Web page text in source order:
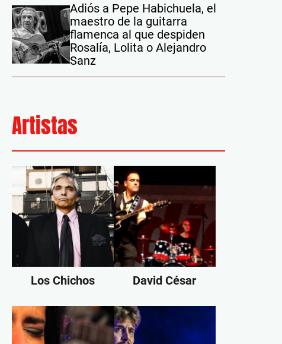
Adiós a Pepe Habichuela, el
maestro de la guitarra
flamenca al que despiden
Rosalía, Lolita o Alejandro
Sanz
Artistas
Los Chichos David César